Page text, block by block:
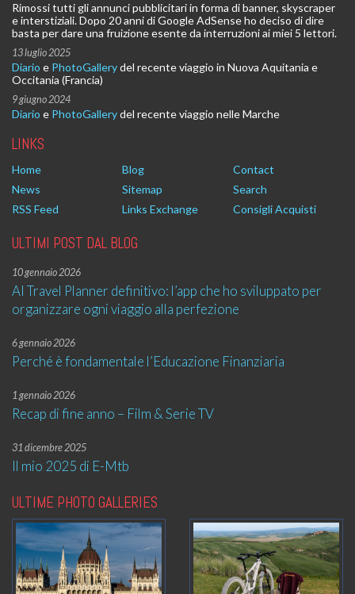
Rimossi tutti gli annunci pubblicitari in forma di banner, skyscraper
e interstiziali. Dopo 20 anni di Google AdSense ho deciso di dire
basta per dare una fruizione esente da interruzioni ai miei 5 lettori.
13 luglio 2025
Diario e PhotoGallerydel recente viaggio in Nuova Aquitania e
Occitania (Francia)
9 giugno 2024
Diario e PhotoGallerydel recente viaggio nelle Marche
LINKS
Home Blog
Contact
News
Sitemap
Search
RSS Feed
Links Exchange Consigli Acquisti
ULTIMI POST DAL BLOG
10 gennaio 2026
AI Travel Planner definitivo: l’app che ho sviluppato per
organizzare ogni viaggio alla perfezione
6 gennaio 2026
Perché è fondamentale l’Educazione Finanziaria
1 gennaio 2026
Recap di fine anno – Film & Serie TV
31 dicembre 2025
Il mio 2025 di E-Mtb
ULTIME PHOTO GALLERIES